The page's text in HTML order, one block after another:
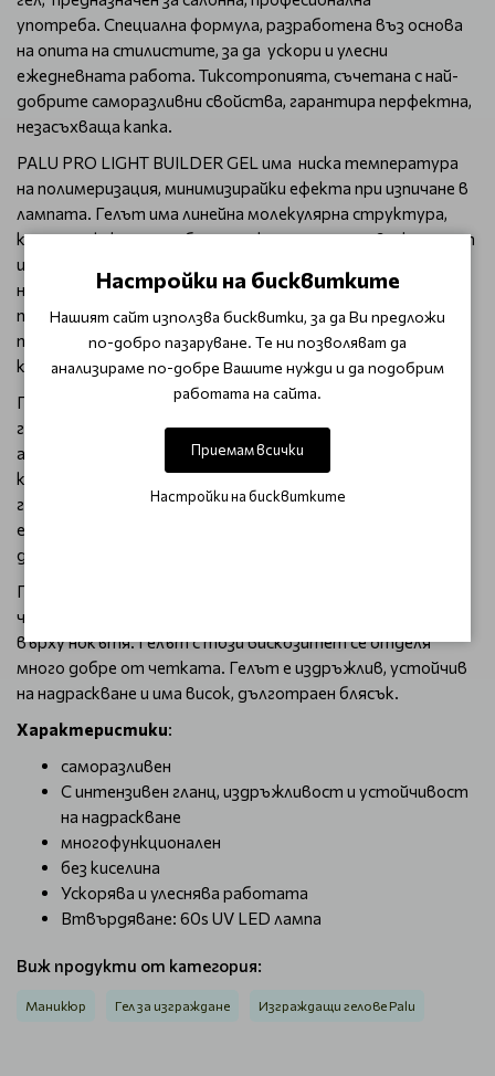
употреба. Специална формула, разработена въз основа
на опита на стилистите, за да ускори и улесни
ежедневната работа. Тиксотропията, съчетана с най-
добрите саморазливни свойства, гарантира перфектна,
незасъхваща капка.
PALU PRO LIGHT BUILDER GEL има ниска температура
на полимеризация, минимизирайки ефекта при изпичане в
лампата. Гелът има линейна молекулярна структура,
като перфектно подбраната консистенция, вискозитет
и плътност на гела оказват влияние върху качеството
на работа. Модерната формула е създадена, за да
позволи използването на техниката "гел без
пилене". Особено се препоръчва за бързи добавки и
корекции.
Гел, притежаващ свойствата на основа, изграждащ и
гланциращ продукт. В структурата си съдържа
адхезивни вещества, които повишават свързването
към естествената нокътна плочка, изграждащи и
гланциращи вещества. За да постигнете оптимален
ефект на адхезия с тънки, проблемни плочки, струва си
да използвате лак от всяка основа на Palu.
Прецизно регулираният вискозитет на гела гарантира,
че консистенцията е средно плътна и бързо се разнася
върху нокътя. Гелът с този вискозитет се отделя
много добре от четката. Гелът е издръжлив, устойчив
на надраскване и има висок, дълготраен блясък.
Характеристики:
саморазливен
С интензивен гланц, издръжливост и устойчивост
на надраскване
многофункционален
без киселина
Ускорява и улеснява работата
Втвърдяване: 60s UV LED лампа
Виж продукти от категория:
Маникюр Гел за изграждане Изграждащи гелове Palu
Настройки на бисквитките
Нашият сайт използва бисквитки, за да Ви предложи
по-добро пазаруване. Те ни позволяват да
анализираме по-добре Вашите нужди и да подобрим
работата на сайта.
Приемам всички
Настройки на бисквитките